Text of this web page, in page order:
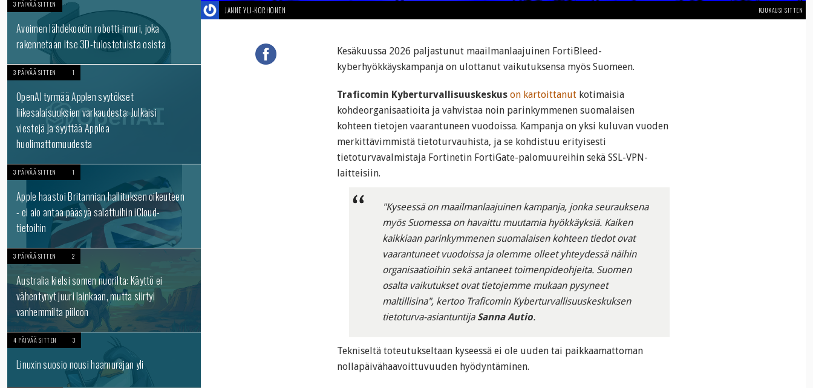
3 PÄIVÄÄ SITTEN
Avoimen lähdekoodin robotti-imuri, joka
rakennetaan itse 3D-tulostetuista osista
3 PÄIVÄÄ SITTEN 1
OpenAI tyrmää Applen syytökset
liikesalaisuuksien varkaudesta: Julkaisi
viestejä ja syyttää Applea
huolimattomuudesta
3 PÄIVÄÄ SITTEN 1
Apple haastoi Britannian hallituksen oikeuteen
- ei aio antaa pääsyä salattuihin iCloud-
tietoihin
3 PÄIVÄÄ SITTEN 2
Australia kielsi somen nuorilta: Käyttö ei
vähentynyt juuri lainkaan, mutta siirtyi
vanhemmilta piiloon
4 PÄIVÄÄ SITTEN 3
Linuxin suosio nousi haamurajan yli
JANNE YLI-KORHONEN KUUKAUSI SITTEN
Kesäkuussa 2026 paljastunut maailmanlaajuinen FortiBleed-
kyberhyökkäyskampanja on ulottanut vaikutuksensa myös Suomeen.
Traficomin Kyberturvallisuuskeskus on kartoittanut kotimaisia
kohdeorganisaatioita ja vahvistaa noin parinkymmenen suomalaisen
kohteen tietojen vaarantuneen vuodoissa. Kampanja on yksi kuluvan vuoden
merkittävimmistä tietoturvauhista, ja se kohdistuu erityisesti
tietoturvavalmistaja Fortinetin FortiGate-palomuureihin sekä SSL-VPN-
laitteisiin.
"Kyseessä on maailmanlaajuinen kampanja, jonka seurauksena
myös Suomessa on havaittu muutamia hyökkäyksiä. Kaiken
kaikkiaan parinkymmenen suomalaisen kohteen tiedot ovat
vaarantuneet vuodoissa ja olemme olleet yhteydessä näihin
organisaatioihin sekä antaneet toimenpideohjeita. Suomen
osalta vaikutukset ovat tietojemme mukaan pysyneet
maltillisina", kertoo Traficomin Kyberturvallisuuskeskuksen
tietoturva-asiantuntija Sanna Autio.
Tekniseltä toteutukseltaan kyseessä ei ole uuden tai paikkaamattoman
nollapäivähaavoittuvuuden hyödyntäminen.